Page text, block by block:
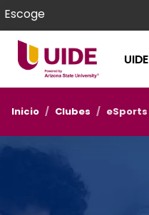
Escoge
UIDE
Inicio / Clubes / eSports